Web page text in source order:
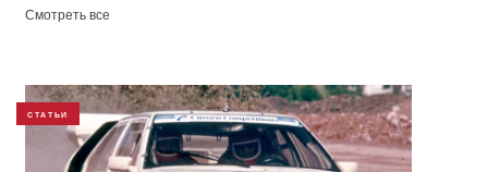
Смотреть все
СТАТЬИ